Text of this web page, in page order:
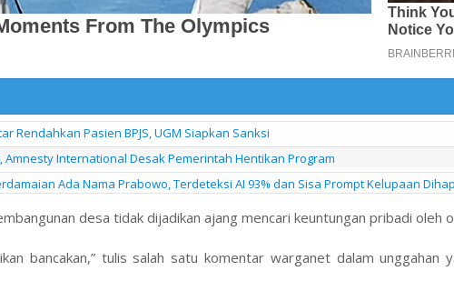
Rendahkan Pasien BPJS, UGM Siapkan Sanksi
Amnesty International Desak Pemerintah Hentikan Program
Ada Nama Prabowo, Terdeteksi AI 93% dan Sisa Prompt Kelupaan
desa tidak dijadikan ajang mencari keuntungan pribadi oleh
bancakan,” tulis salah satu komentar warganet dalam unggahan